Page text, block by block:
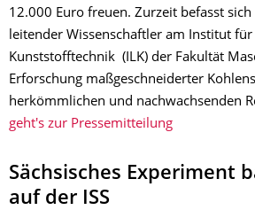
12.000 Euro freuen. Zurzeit befasst
leitender Wissenschaftler am Institut
Kunststofftechnik (ILK) der Fakultät
Erforschung maßgeschneiderter
herkömmlichen und nachwachsenden
geht's zur Pressemitteilung
Sächsisches Experiment
auf der ISS